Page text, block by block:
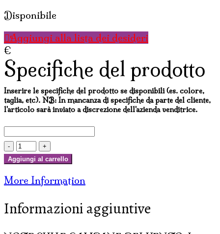
Disponibile
Aggiungi alla lista dei desideri
€
Specifiche del prodotto
Inserire le specifiche del prodotto se disponibili (es. colore,
taglia, etc). NB: In mancanza di specifiche da parte del cliente,
l'articolo sarà inviato a discrezione dell'azienda venditrice.
WINDCHIME
IN
CON
SUL
TONDO
quantità
Aggiungi al carrello
More Information
Informazioni aggiuntive